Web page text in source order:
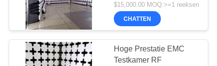
MET
ONS
CHAMBER EMC-
anechoïsche kamer
$15,000.00 MOQ:>=1 reeksen
CHATTEN
Hoge Prestatie EMC
Testkamer RF